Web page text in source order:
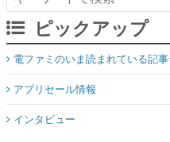
ピックアップ
電ファミのいま読まれている記
アプリセール情報
インタビュー